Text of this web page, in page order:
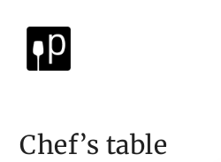
Chef’s table